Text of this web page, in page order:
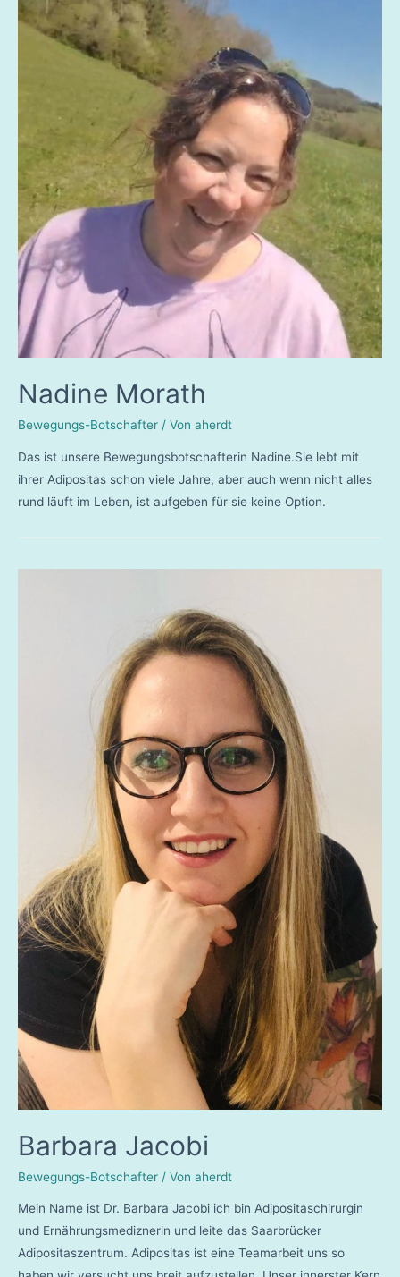
Nadine Morath
Bewegungs-Botschafter / Von aherdt
Das ist unsere Bewegungsbotschafterin Nadine.Sie lebt mit
ihrer Adipositas schon viele Jahre, aber auch wenn nicht alles
rund läuft im Leben, ist aufgeben für sie keine Option.
Barbara Jacobi
Bewegungs-Botschafter / Von aherdt
Mein Name ist Dr. Barbara Jacobi ich bin Adipositaschirurgin
und Ernährungsmediznerin und leite das Saarbrücker
Adipositaszentrum. Adipositas ist eine Teamarbeit uns so